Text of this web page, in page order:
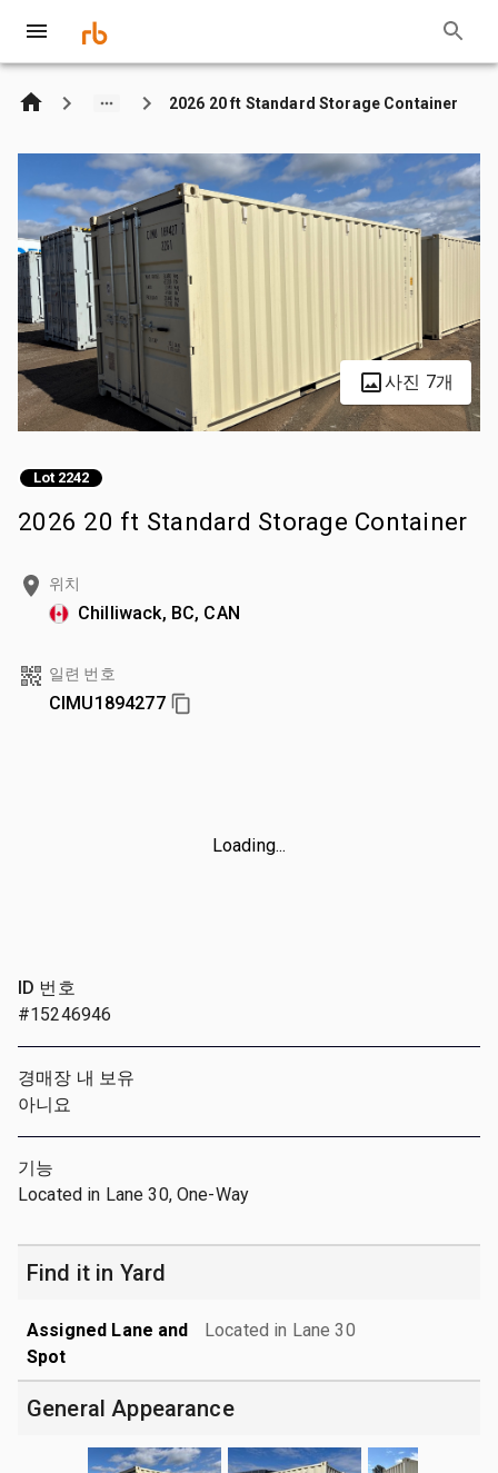
2026 20 ft Standard Storage Container
사진 7개
Lot 2242
2026 20 ft Standard Storage Container
위치
Chilliwack, BC, CAN
일련 번호
CIMU1894277
Loading...
ID 번호
#15246946
경매장 내 보유
아니요
기능
Located in Lane 30, One-Way
Find it in Yard
Assigned Lane and
Spot
Located in Lane 30
General Appearance